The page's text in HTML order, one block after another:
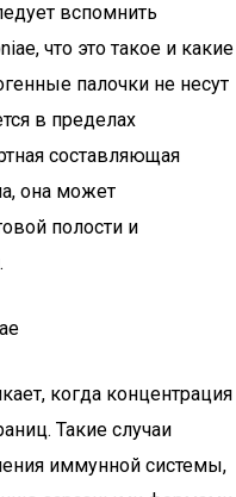
вспомнить
что это такое и какие
палочки не несут
в пределах
составляющая
она может
полости и
когда концентрация
Такие случаи
иммунной системы,